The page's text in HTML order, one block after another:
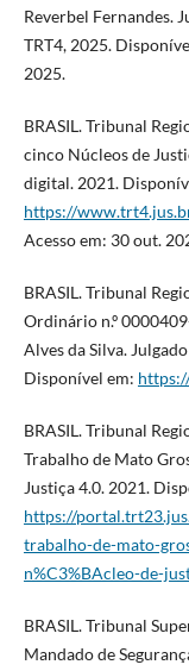
Reverbel Fernandes.
TRT4, 2025.
2025.
BRASIL. Tribunal
cinco Núcleos de
digital. 2021.
https://
Acesso em: 30 out.
BRASIL. Tribunal
Ordinário n.º
Alves da Silva.
Disponível em:
BRASIL. Tribunal
Trabalho de Mato
Justiça 4.0. 2021.
https://
trabalho-de-mato-
n%C3%BAcleo-de-
BRASIL. Tribunal
Mandado de